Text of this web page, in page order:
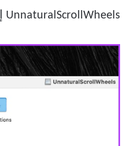
UnnaturalScrollWheels إلى مجلد التطبيقات.